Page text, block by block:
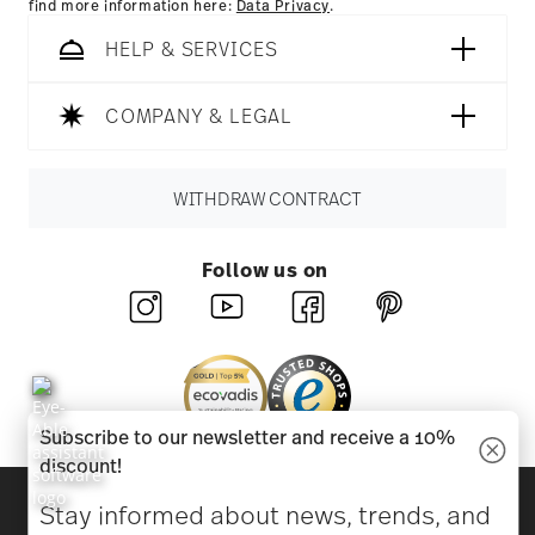
find more information here: Data Privacy.
HELP & SERVICES
COMPANY & LEGAL
WITHDRAW CONTRACT
Follow us on
Beauty & functionality for your home
Subscribe to our newsletter and receive a 10%
discount!
Stay informed about news, trends, and